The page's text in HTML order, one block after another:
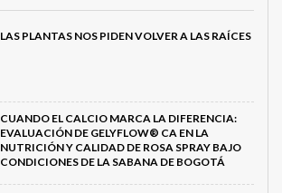
LAS PLANTAS NOS PIDEN VOLVER A LAS RAÍCES
CUANDO EL CALCIO MARCA LA DIFERENCIA:
EVALUACIÓN DE GELYFLOW® CA EN LA
NUTRICIÓN Y CALIDAD DE ROSA SPRAY BAJO
CONDICIONES DE LA SABANA DE BOGOTÁ